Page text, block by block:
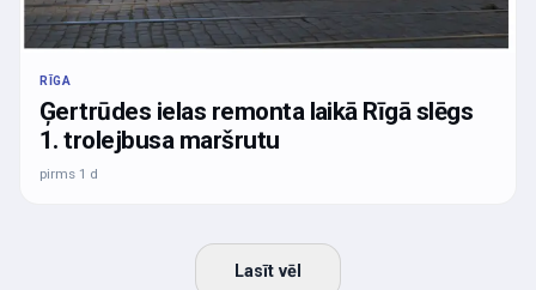
RĪGA
Ģertrūdes ielas remonta laikā Rīgā slēgs
1. trolejbusa maršrutu
pirms 1 d
Lasīt vēl